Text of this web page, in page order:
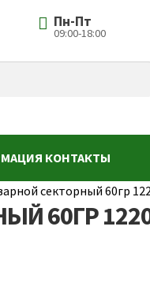
Пн-Пт
09:00-18:00
КОНТАКТЫ
секторный 60гр
60ГР